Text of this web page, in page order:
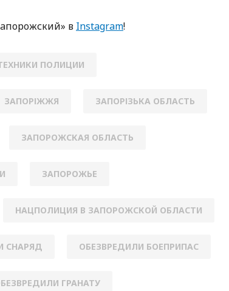
в Instagram!
ПОЛИЦИИ
ЗАПОРІЖЖЯ ЗАПОРІЗЬКА ОБЛАСТЬ
ЗАПОРОЖСКАЯ ОБЛАСТЬ
ЗАПОРОЖЬЕ
НАЦПОЛИЦИЯ В ЗАПОРОЖСКОЙ ОБЛАСТИ
СНАРЯД ОБЕЗВРЕДИЛИ БОЕПРИПАС
ГРАНАТУ